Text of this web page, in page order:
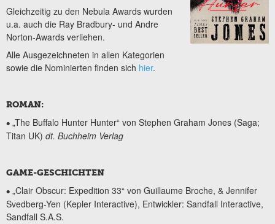
Gleichzeitig zu den Nebula Awards wurden
u.a. auch die Ray Bradbury- und Andre
Norton-Awards verliehen.
Alle Ausgezeichneten in allen Kategorien
sowie die Nominierten finden sich hier.
ROMAN:
• „The Buffalo Hunter Hunter“ von Stephen Graham Jones (Saga;
Titan UK) dt. Buchheim Verlag
GAME-GESCHICHTEN
• „Clair Obscur: Expedition 33“ von Guillaume Broche, & Jennifer
Svedberg-Yen (Kepler Interactive), Entwickler: Sandfall Interactive,
Sandfall S.A.S.